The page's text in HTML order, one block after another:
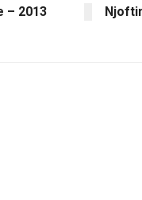
– 2013